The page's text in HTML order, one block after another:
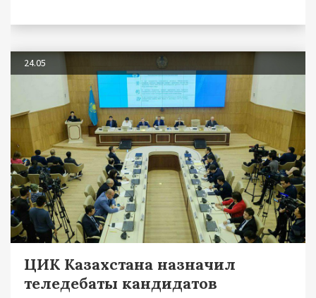
24.05
ЦИК Казахстана назначил
теледебаты кандидатов